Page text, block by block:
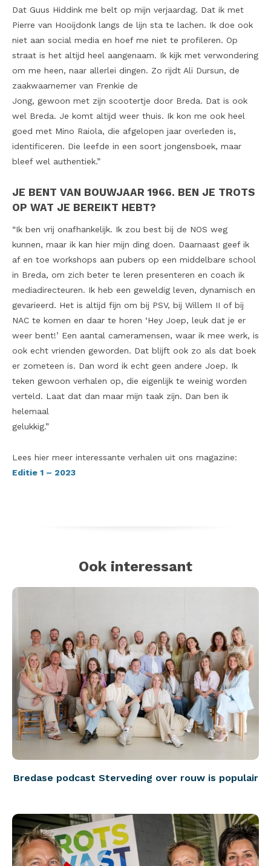
Dat Guus Hiddink me belt op mijn verjaardag. Dat ik met
Pierre van Hooijdonk langs de lijn sta te lachen. Ik doe ook
niet aan social media en hoef me niet te profileren. Op
straat is het altijd heel aangenaam. Ik kijk met verwondering
om me heen, naar allerlei dingen. Zo rijdt Ali Dursun, de
zaakwaarnemer van Frenkie de
Jong, gewoon met zijn scootertje door Breda. Dat is ook
wel Breda. Je komt altijd weer thuis. Ik kon me ook heel
goed met Mino Raiola, die afgelopen jaar overleden is,
identificeren. Die leefde in een soort jongensboek, maar
bleef wel authentiek.”
JE BENT VAN BOUWJAAR 1966. BEN JE TROTS
OP WAT JE BEREIKT HEBT?
“Ik ben vrij onafhankelijk. Ik zou best bij de NOS weg
kunnen, maar ik kan hier mijn ding doen. Daarnaast geef ik
af en toe workshops aan pubers op een middelbare school
in Breda, om zich beter te leren presenteren en coach ik
mediadirecteuren. Ik heb een geweldig leven, dynamisch en
gevarieerd. Het is altijd fijn om bij PSV, bij Willem II of bij
NAC te komen en daar te horen ‘Hey Joep, leuk dat je er
weer bent!’ Een aantal cameramensen, waar ik mee werk, is
ook echt vrienden geworden. Dat blijft ook zo als dat boek
er zometeen is. Dan word ik echt geen andere Joep. Ik
teken gewoon verhalen op, die eigenlijk te weinig worden
verteld. Laat dat dan maar mijn taak zijn. Dan ben ik
helemaal
gelukkig.”
Lees hier meer interessante verhalen uit ons magazine:
Editie 1 – 2023
Ook interessant
Bredase podcast Sterveding over rouw is populair